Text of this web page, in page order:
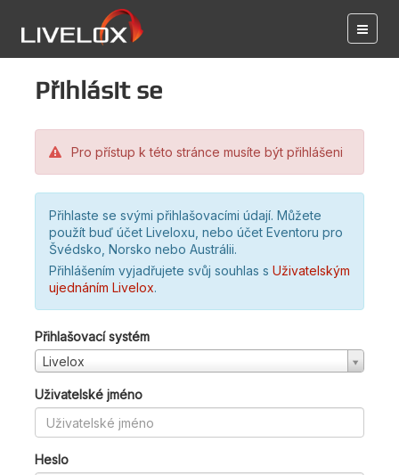
Přihlásit se
Pro přístup k této stránce musíte být přihlášeni
Přihlaste se svými přihlašovacími údají. Můžete
použít buď účet Liveloxu, nebo účet Eventoru pro
Švédsko, Norsko nebo Austrálii.
Přihlášením vyjadřujete svůj souhlas s Uživatelským
ujednáním Livelox.
Přihlašovací systém
Livelox
Uživatelské jméno
Heslo